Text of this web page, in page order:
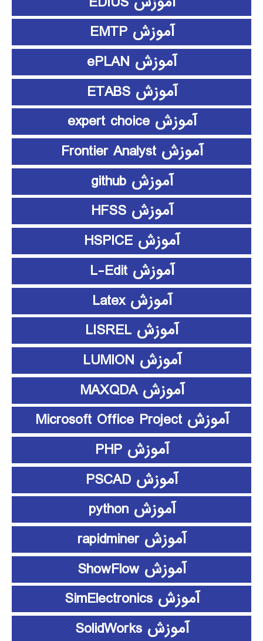
آموزش EMTP
آموزش ePLAN
آموزش ETABS
آموزش expert choice
آموزش Frontier Analyst
آموزش github
آموزش HFSS
آموزش HSPICE
آموزش L-Edit
آموزش Latex
آموزش LISREL
آموزش LUMION
آموزش MAXQDA
آموزش Microsoft Office Project
آموزش PHP
آموزش PSCAD
آموزش python
آموزش rapidminer
آموزش ShowFlow
آموزش SimElectronics
آموزش SolidWorks